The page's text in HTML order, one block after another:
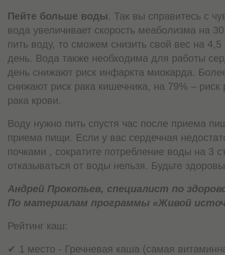
Пейте больше воды. Так вы справитесь с
вода увеличивает скорость меаболизма на
пить воду, то сможем снизить свой вес на
день. Вода также необходима для работы
день снижают риск инфаркта миокарда.
снижают риск рака кишечника, на 79% – риск
рака крови.
Воду нужно пить спустя час после приема
приема пищи. Если у вас сердечная
почками , сократите потребление воды на 3
отказываться от воды нельзя. Будьте
Андрей Прокопьев, специалист по
По материалам программы «Живой
Рейтинг каш:
✔ 1 место - Гречневая каша (самая